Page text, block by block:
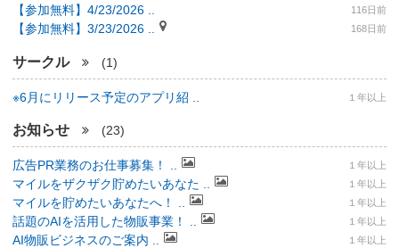
【参加無料】4/23/2026 .. 116日前
【参加無料】3/23/2026 .. 168日前
サークル (1)
※6月にリリース予定のアプリ紹 .. １年以上
お知らせ (23)
広告PR業務のお仕事募集！ .. １年以上
マイルをザクザク貯めたいあなた .. １年以上
マイルを貯めたいあなたへ！ .. １年以上
話題のAIを活用した物販事業！ .. １年以上
AI物販ビジネスのご案内 .. １年以上